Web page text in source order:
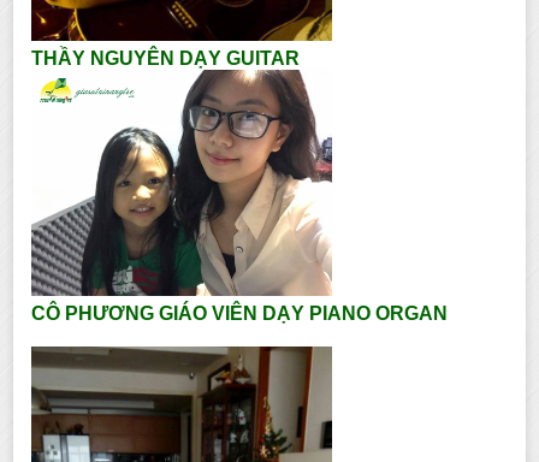
THẦY NGUYÊN DẠY GUITAR
CÔ PHƯƠNG GIÁO VIÊN DẠY PIANO ORGAN